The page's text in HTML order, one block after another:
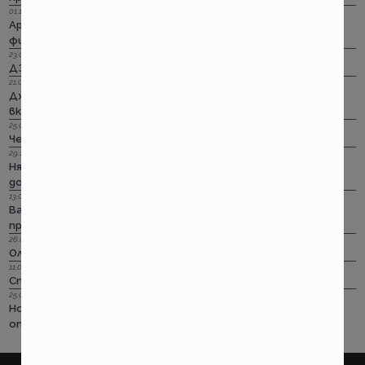
01.11.2022 г.
Армеец: Имуществото на лимит на промоция. Това за
фирмите също
23.09.2022 г.
ДЗИ: Ами няма такова каско!
21.09.2022 г.
Дженерали: Критични болести по злополука и заболяване,
включително и при задължителната трудова.
25.08.2022 г.
Черно бялото ще е новото зелено и у нас. Дали?
29.12.2018 г.
Няма да работим на 31-ви. Весело посрещане на една по -
добра година.
13.08.2018 г.
Важно! Вашата полица в Олимпик трябва да бъде
прекратена на 17.08.2018г
26.07.2018 г.
Олимпик са вече без лиценз
11.05.2018 г.
Спираме Олимпик
25.01.2018 г.
Нова вълна на чувствително поскъпване на ГО-то тръгва
от следващата седмица